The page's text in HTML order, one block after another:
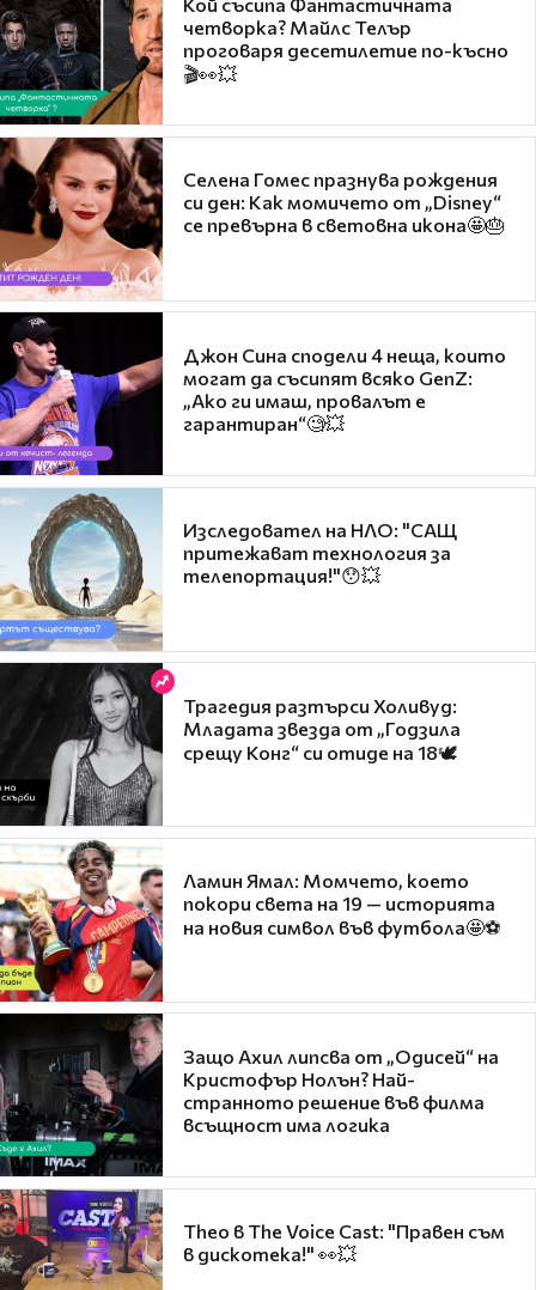
четворка? Майлс Телър
проговаря десетилетие по-късно
🎬👀💥
Селена Гомес празнува рождения
си ден: Как момичето от „Disney“
се превърна в световна икона🤩🎂
Джон Сина сподели 4 неща, които
могат да съсипят всяко GenZ:
„Ако ги имаш, провалът е
гарантиран“🧐💥
Изследовател на НЛО: "САЩ
притежават технология за
телепортация!"😯💥
Трагедия разтърси Холивуд:
Младата звезда от „Годзила
срещу Конг“ си отиде на 18🕊️
Ламин Ямал: Момчето, което
покори света на 19 — историята
на новия символ във футбола🤩⚽
Защо Ахил липсва от „Одисей“ на
Кристофър Нолън? Най-
странното решение във филма
всъщност има логика
Theo в The Voice Cast: "Правен съм
в дискотека!" 👀💥